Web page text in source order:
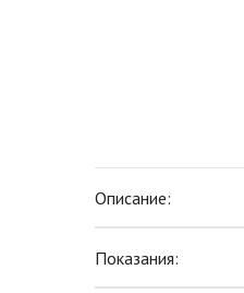
Описание:
Показания: